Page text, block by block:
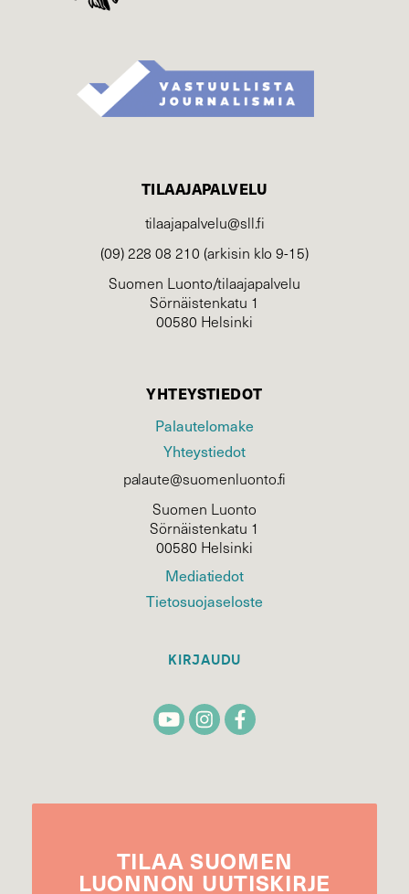
TILAAJAPALVELU
tilaajapalvelu@sll.fi
(09) 228 08 210 (arkisin klo 9-15)
Suomen Luonto/tilaajapalvelu
Sörnäistenkatu 1
00580 Helsinki
YHTEYSTIEDOT
Palautelomake
Yhteystiedot
palaute@suomenluonto.fi
Suomen Luonto
Sörnäistenkatu 1
00580 Helsinki
Mediatiedot
Tietosuojaseloste
KIRJAUDU
TILAA SUOMEN
LUONNON UUTIS­KIRJE